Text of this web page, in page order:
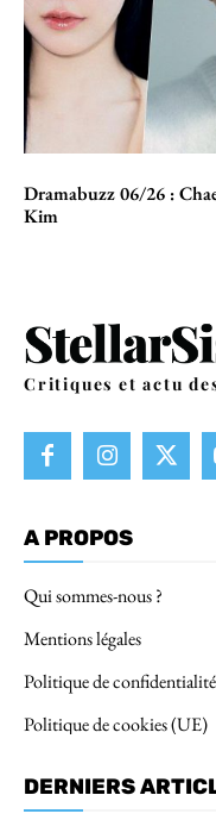
Dramabuzz 06/26 :
Kim
Critiques et actu
A PROPOS
Qui sommes-nous ?
Mentions légales
Politique de confidentialité
Politique de cookies (UE)
DERNIERS